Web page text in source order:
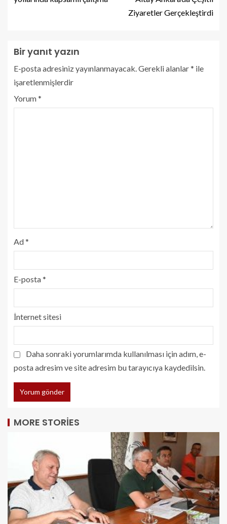
Ziyaretler Gerçekleştirdi
Bir yanıt yazın
E-posta adresiniz yayınlanmayacak.Gerekli alanlar* ile
işaretlenmişlerdir
Yorum*
Ad*
E-posta*
İnternet sitesi
Daha sonraki yorumlarımda kullanılması için adım, e-
posta adresim ve site adresim bu tarayıcıya kaydedilsin.
MORE STORIES